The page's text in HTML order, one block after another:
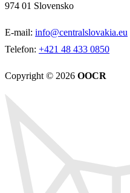
974 01 Slovensko
E-mail: info@centralslovakia.eu
Telefon: +421 48 433 0850
Copyright © 2026 OOCR